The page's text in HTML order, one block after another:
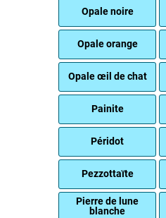
Opale noire
Opale orange
Opale œil de chat
Painite
Péridot
Pezzottaïte
Pierre de lune
blanche